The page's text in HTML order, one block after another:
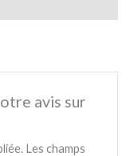
avis sur
Les champs